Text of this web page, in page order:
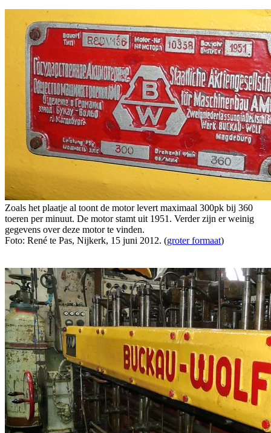
Zoals het plaatje al toont de motor levert maximaal 300pk bij 360
toeren per minuut. De motor stamt uit 1951. Verder zijn er weinig
gegevens over deze motor te vinden.
Foto: René te Pas, Nijkerk, 15 juni 2012. (groter formaat)